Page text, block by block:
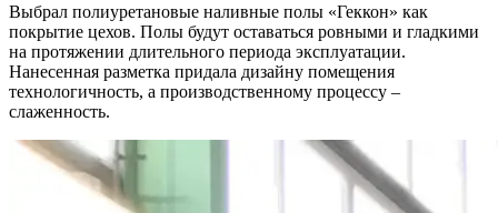
Выбрал полиуретановые наливные полы «Геккон» как
покрытие цехов. Полы будут оставаться ровными и гладкими
на протяжении длительного периода эксплуатации.
Нанесенная разметка придала дизайну помещения
технологичность, а производственному процессу –
слаженность.